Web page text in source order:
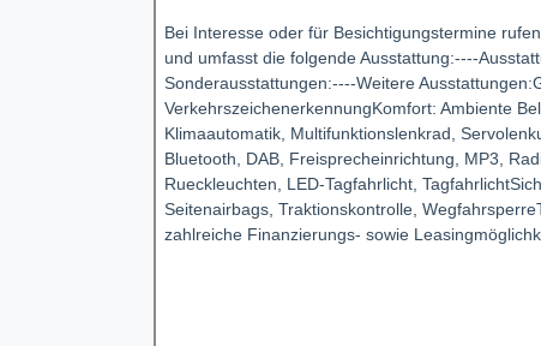
Bei Interesse oder für Besichtigungstermine
und umfasst die folgende Ausstattung:----
Sonderausstattungen:----Weitere
VerkehrszeichenerkennungKomfort: Ambiente
Klimaautomatik, Multifunktionslenkrad,
Bluetooth, DAB, Freisprecheinrichtung, MP3,
Rueckleuchten, LED-Tagfahrlicht,
Seitenairbags, Traktionskontrolle,
zahlreiche Finanzierungs- sowie